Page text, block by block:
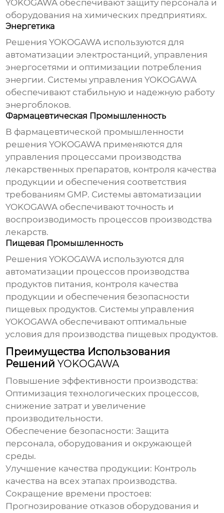
YOKOGAWA обеспечивают защиту персонала и
оборудования на химических предприятиях.
Энергетика
РешенияYOKOGAWA используются для
автоматизации электростанций, управления
энергосетями и оптимизации потребления
энергии. Системы управленияYOKOGAWA
обеспечивают стабильную и надежную работу
энергоблоков.
Фармацевтическая Промышленность
В фармацевтической промышленности
решенияYOKOGAWA применяются для
управления процессами производства
лекарственных препаратов, контроля качества
продукции и обеспечения соответствия
требованиям GMP. Системы автоматизации
YOKOGAWA обеспечивают точность и
воспроизводимость процессов производства
лекарств.
Пищевая Промышленность
РешенияYOKOGAWA используются для
автоматизации процессов производства
продуктов питания, контроля качества
продукции и обеспечения безопасности
пищевых продуктов. Системы управления
YOKOGAWA обеспечивают оптимальные
условия для производства пищевых продуктов.
Преимущества Использования
РешенийYOKOGAWA
Повышение эффективности производства:
Оптимизация технологических процессов,
снижение затрат и увеличение
производительности.
Обеспечение безопасности: Защита
персонала, оборудования и окружающей
среды.
Улучшение качества продукции: Контроль
качества на всех этапах производства.
Сокращение времени простоев:
Прогнозирование отказов оборудования и